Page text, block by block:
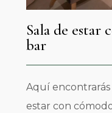
Sala de estar
bar
Aquí
estar con